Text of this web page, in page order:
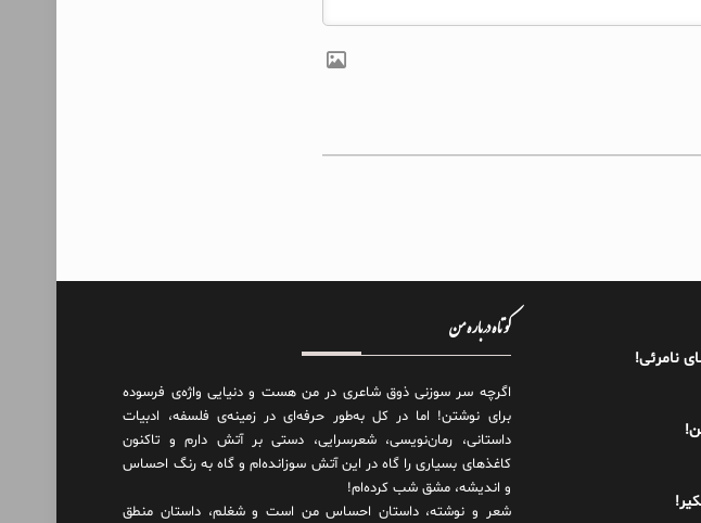
نامرئی!
کوتاه درباره من
اگرچه سر سوزنی ذوق شاعری در من هست و دنیایی واژه‌‌ی فرسوده
برای نوشتن! اما در کل به‌طور حرفه‌ای در زمینه‌ی فلسفه، ادبیات
داستانی، رمان‌نویسی، شعرسرایی، دستی بر آتش دارم و تاکنون
کاغذهای بسیاری را گاه در این آتش سوزانده‌ام و گاه به رنگ احساس
و اندیشه، مشق شب کرده‌ام!
شعر و نوشته، داستان احساس من است و شغلم، داستان منطق